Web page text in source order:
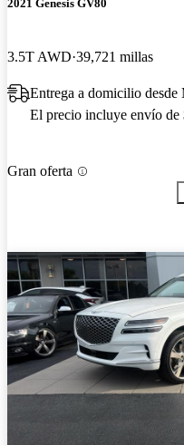
2021 Genesis GV80
3.5T AWD 39,721 millas
Entrega a domicilio
El precio incluye envío de
Gran oferta